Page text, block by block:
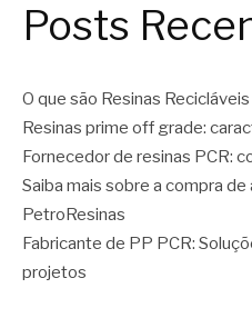
Posts
O que são Resinas
Resinas prime off grade:
Fornecedor de resinas PCR:
Saiba mais sobre a compra
PetroResinas
Fabricante de PP PCR:
projetos